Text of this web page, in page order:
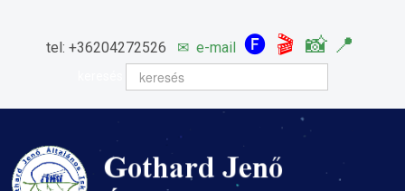
tel: +36204272526 ✉ e-mail 🅕 🎬 📸 📍